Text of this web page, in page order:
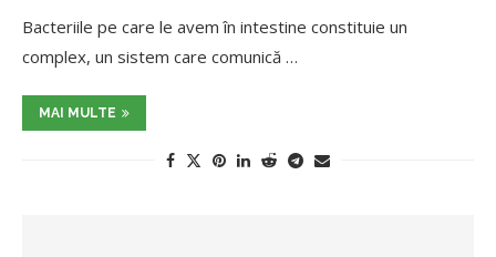
Bacteriile pe care le avem în intestine constituie un
complex, un sistem care comunică …
MAI MULTE